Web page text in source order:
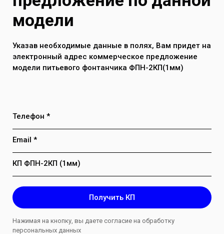
Максимальное давление воды в
системе до 7 атм
модели
Указав необходимые данные в полях, Вам придет на
электронный адрес коммерческое предложение
модели питьевого фонтанчика ФПН-2КП(1мм)
Телефон *
Email *
КП ФПН-2КП (1мм)
Получить КП
Нажимая на кнопку, вы даете согласие на обработку
персональных данных